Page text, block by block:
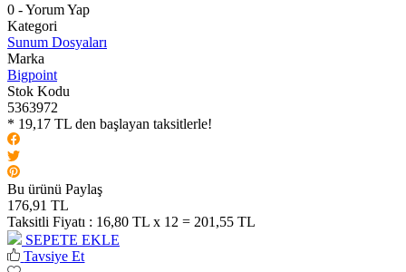
0 - Yorum Yap
Kategori
Sunum Dosyaları
Marka
Bigpoint
Stok Kodu
5363972
* 19,17 TL den başlayan taksitlerle!
Bu ürünü Paylaş
176,91 TL
Taksitli Fiyatı : 16,80 TL x 12 = 201,55 TL
SEPETE EKLE
Tavsiye Et